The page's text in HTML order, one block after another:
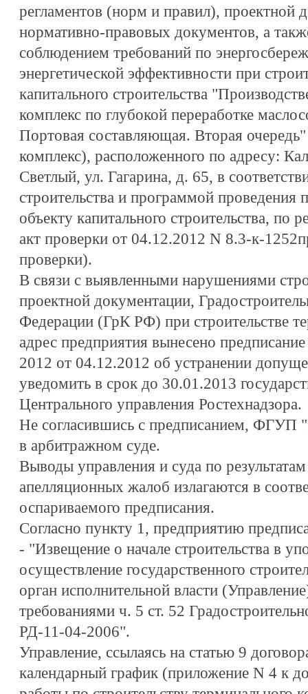
регламентов (норм и правил), проектной
нормативно-правовых документов, а
соблюдением требований по
энергетической эффективности при
капитального строительства
комплекс по глубокой переработке
Портовая составляющая. Вторая
комплекс), расположенного по адресу:
Светлый, ул. Гагарина, д. 65, в
строительства и программой проведения
объекту капитального строительства, по
акт проверки от 04.12.2012 N 8.3-к-
проверки).
В связи с выявленными нарушениями
проектной документации,
Федерации (ГрК РФ) при строительстве
адрес предприятия вынесено
2012 от 04.12.2012 об устранении
уведомить в срок до 30.01.2013
Центрального управления Ростехнадзора.
Не согласившись с предписанием, ФГУП
в арбитражном суде.
Выводы управления и суда по
апелляционных жалоб излагаются в
оспариваемого предписания.
Согласно пункту 1, предприятию
- "Извещение о начале строительства в
осуществление государственного
орган исполнительной власти
требованиями ч. 5 ст. 52
РД-11-04-2006".
Управление, ссылаясь на статью 9
календарный график (приложение N 4 к